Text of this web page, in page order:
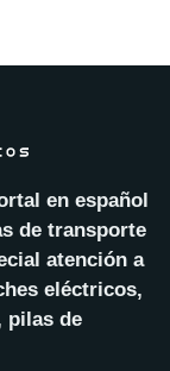
en español
de transporte
atención a
eléctricos,
pilas de